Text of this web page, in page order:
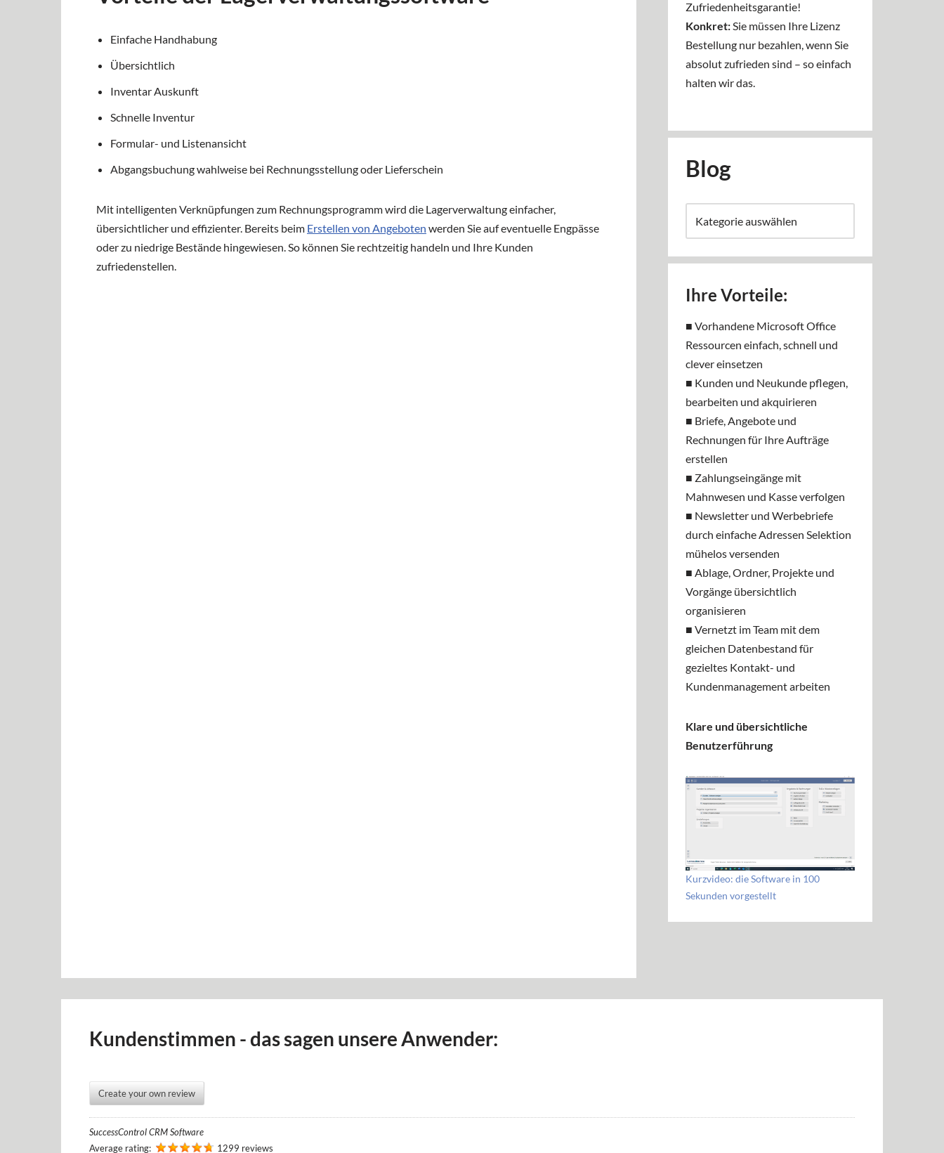
Einfache Handhabung
Übersichtlich
Inventar Auskunft
Schnelle Inventur
Formular- und Listenansicht
Abgangsbuchung wahlweise bei Rechnungsstellung oder Lieferschein
Mit intelligenten Verknüpfungen zum Rechnungsprogramm wird die Lagerverwaltung einfacher,
übersichtlicher und effizienter. Bereits beim Erstellen von Angeboten werden Sie auf eventuelle Engpässe
oder zu niedrige Bestände hingewiesen. So können Sie rechtzeitig handeln und Ihre Kunden
zufriedenstellen.
Zufriedenheitsgarantie!
Konkret:Sie müssen Ihre Lizenz
Bestellung nur bezahlen, wenn Sie
absolut zufrieden sind – so einfach
halten wir das.
Blog
Ihre Vorteile:
■ Vorhandene Microsoft Office
Ressourcen einfach, schnell und
clever einsetzen
■ Kunden und Neukunde pflegen,
bearbeiten und akquirieren
■ Briefe, Angebote und
Rechnungen für Ihre Aufträge
erstellen
■ Zahlungseingänge mit
Mahnwesen und Kasse verfolgen
■ Newsletter und Werbebriefe
durch einfache Adressen Selektion
mühelos versenden
■ Ablage, Ordner, Projekte und
Vorgänge übersichtlich
organisieren
■ Vernetzt im Team mit dem
gleichen Datenbestand für
gezieltes Kontakt- und
Kundenmanagement arbeiten
Klare und übersichtliche
Benutzerführung
Kurzvideo: die Software in 100
Sekunden vorgestellt
Kundenstimmen - das sagen unsere Anwender:
Create your own review
SuccessControl CRM Software
Average rating:
1299 reviews